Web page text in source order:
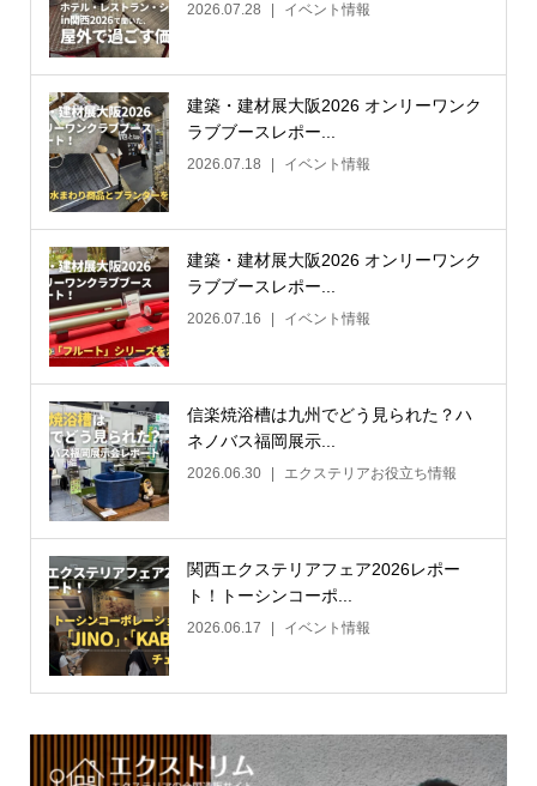
2026.07.28 イベント情報
建築・建材展大阪2026 オンリーワンク
ラブブースレポー...
2026.07.18 イベント情報
建築・建材展大阪2026 オンリーワンク
ラブブースレポー...
2026.07.16 イベント情報
信楽焼浴槽は九州でどう見られた？ハ
ネノバス福岡展示...
2026.06.30 エクステリアお役立ち情報
関西エクステリアフェア2026レポー
ト！トーシンコーポ...
2026.06.17 イベント情報